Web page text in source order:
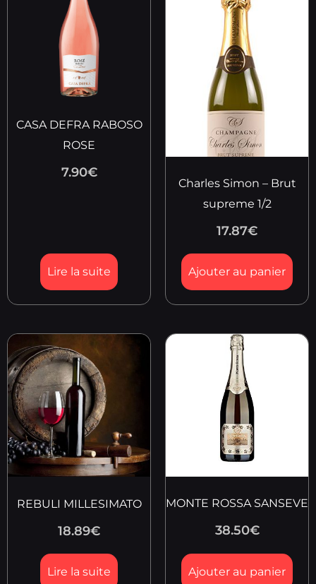
CASA DEFRA RABOSO
ROSE
7.90€
Lire la suite
Charles Simon – Brut
supreme 1/2
17.87€
Ajouter au panier
REBULI MILLESIMATO
18.89€
Lire la suite
MONTE ROSSA SANSEVE
38.50€
Ajouter au panier